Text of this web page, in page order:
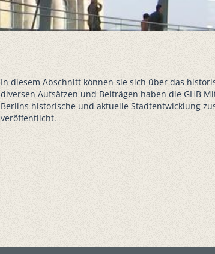
In diesem Abschnitt können sie sich über das
diversen Aufsätzen und Beiträgen haben die GHB
Berlins historische und aktuelle Stadtentwicklung
veröffentlicht.